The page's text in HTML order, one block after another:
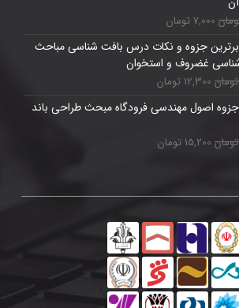
7,000 تومان
برترین جزوه و نکات درس بافت شناسی مباحث
غضروف و استخوان
12,300 تومان
جزوه اصول مهندسی فرودگاه مبحث طراحی باند
15,200 تومان